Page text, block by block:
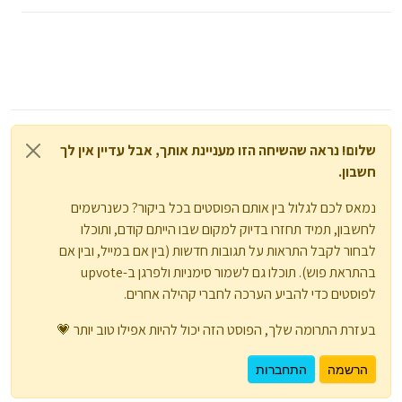
שלום! נראה שהשיחה הזו מעניינת אותך, אבל עדיין אין לך
חשבון.
נמאס לכם לגלול בין אותם הפוסטים בכל ביקור? כשנרשמים
לחשבון, תמיד תחזרו בדיוק למקום שבו הייתם קודם, ותוכלו
לבחור לקבל התראות על תגובות חדשות (בין אם במייל, ובין אם
בהתראת פוש). תוכלו גם לשמור סימניות ולפרגן ב-upvote
לפוסטים כדי להביע הערכה לחברי קהילה אחרים.
בעזרת התרומה שלך, הפוסט הזה יכול להיות אפילו טוב יותר 💗
הרשמה התחברות